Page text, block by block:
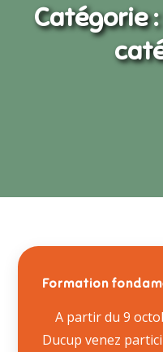
Catégorie :
Formation
A partir du 9
Ducup venez